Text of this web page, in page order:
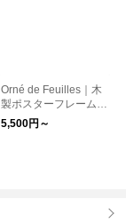
Orné de Feuilles｜木
製ポスターフレーム／
ナチュラル
5,500円～